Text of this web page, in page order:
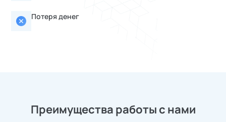
Потеря денег
Преимущества работы с нами